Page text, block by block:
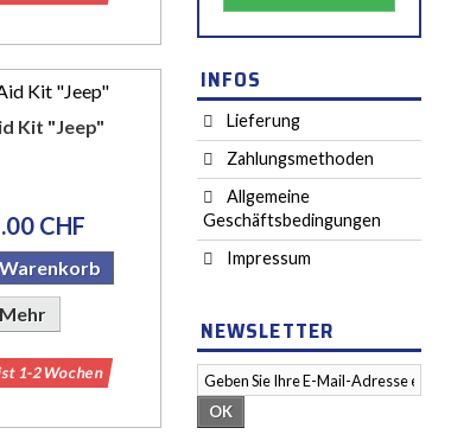
Kit "Jeep"
CHF
Mehr
1-2 Wochen
INFOS
Lieferung
Zahlungsmethoden
Allgemeine
Geschäftsbedingungen
Impressum
NEWSLETTER
OK